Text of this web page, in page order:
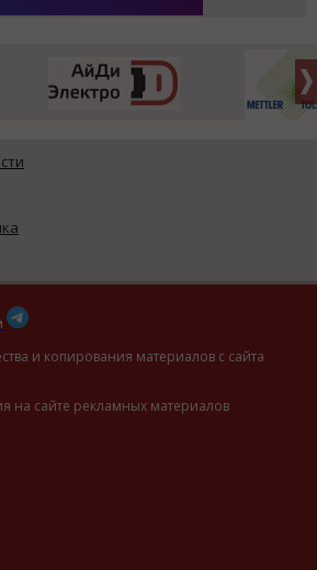
и копирования материалов с сайта
на сайте рекламных материалов